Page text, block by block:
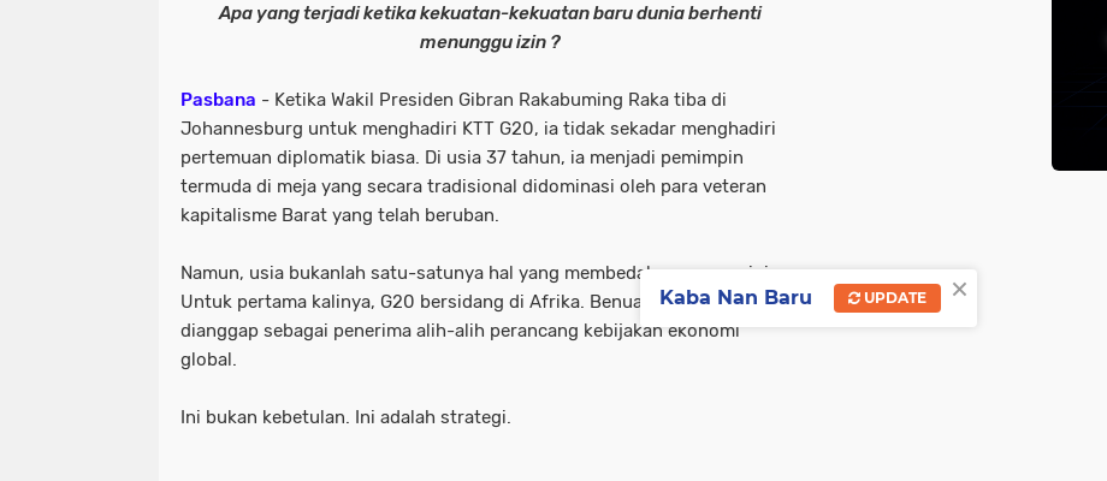
Apa yang terjadi ketika kekuatan-kekuatan baru dunia berhenti
menunggu izin ?
Pasbana - Ketika Wakil Presiden Gibran Rakabuming Raka tiba di
Johannesburg untuk menghadiri KTT G20, ia tidak sekadar menghadiri
pertemuan diplomatik biasa. Di usia 37 tahun, ia menjadi pemimpin
termuda di meja yang secara tradisional didominasi oleh para veteran
kapitalisme Barat yang telah beruban.
Namun, usia bukanlah satu-satunya hal yang membedakan momen ini.
Untuk pertama kalinya, G20 bersidang di Afrika. Benua yang selama ini
dianggap sebagai penerima alih-alih perancang kebijakan ekonomi
global.
Ini bukan kebetulan. Ini adalah strategi.
×
Kaba Nan Baru UPDATE